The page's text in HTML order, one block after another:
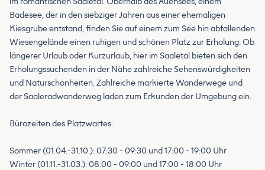
Badesee, der in den siebziger Jahren aus einer ehemaligen
Kiesgrube entstand, finden Sie auf einem zum See hin abfallenden
Wiesengelände einen ruhigen und schönen Platz zur Erholung. Ob
längerer Urlaub oder Kurzurlaub, hier im Saaletal bieten sich den
Erholungssuchenden in der Nähe zahlreiche Sehenswürdigkeiten
und Naturschönheiten. Zahlreiche markierte Wanderwege und
der Saaleradwanderweg laden zum Erkunden der Umgebung ein.
Bürozeiten des Platzwartes:
Sommer (01.04.-31.10.): 07:30 - 09:30 und 17:00 - 19:00 Uhr
Winter (01.11.-31.03.): 08:00 - 09:00 und 17:00 - 18:00 Uhr